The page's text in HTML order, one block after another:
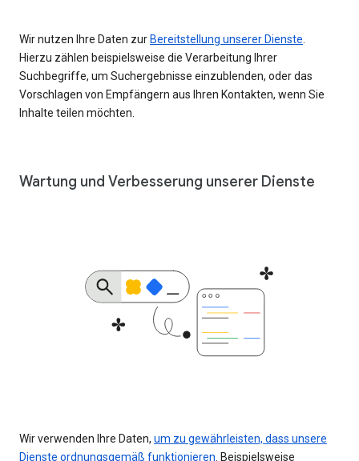
Wir nutzen Ihre Daten zur Bereitstellung unserer Dienste
Hierzu zählen beispielsweise die Verarbeitung Ihrer
Suchbegriffe, um Suchergebnisse einzublenden, oder das
Vorschlagen von Empfängern aus Ihren Kontakten, wenn Sie
Inhalte teilen möchten.
Wartung und Verbesserung unserer Dienste
Wir verwenden Ihre Daten, um zu gewährleisten, dass unsere
Dienste ordnungsgemäß funktionieren . Beispielsweise